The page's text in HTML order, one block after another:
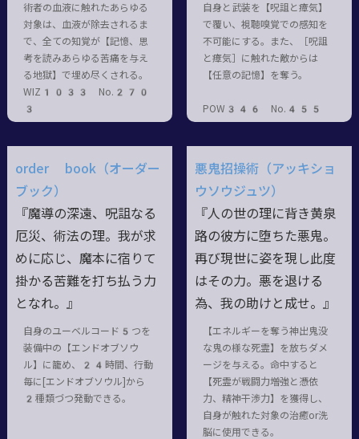
術者の血液に触れたあらゆる
対象は、血液が除去されるま
で、全ての知覚が【記憶、思
考を読みあらゆる苦痛を与え
る地獄】で埋め尽くされる。
WIZ1033 No.270
3
自身と武装を【呪詛と瘴気】
で覆い、視聴嗅覚での感知を
不可能にする。また、［呪詛
と瘴気］に触れた敵からは
【任意の記憶】を奪う。
POW346 No.455
order book（オーダー
ブック）
『魔導の深遠、呪詛なる
厄災、術法の理。我が求
めに応じ、魔本に宿りて
掛かる苦難を打ち払う力
となれ。』
自身のユーベルコード5つを
装備中の【エンドオブソウ
ル】に籠め、24時間、行動
毎に[エンドオブソウル]から
2種類づつ発動できる。
悪鬼招操術（アッキショ
ウソウジュツ）
『人の世の理に背き黄泉
路の彼方に堕ちた悪鬼。
再び現世に姿を現し此度
はその力。悪を退ける
為、我の助けと成せ。』
【エネルギーを奪う神出鬼没
な鬼の様な死霊】を放ちダメ
ージを与える。命中すると
【死霊が戦闘力増強と憑依
力、精神干渉力】を獲得し、
自身が触れた対象の治癒or洗
脳に使用できる。